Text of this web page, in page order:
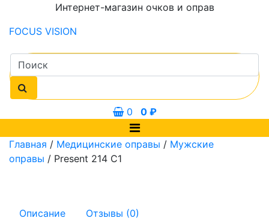
Интернет-магазин очков и оправ
FOCUS VISION
0 0 ₽
Главная / Медицинские оправы / Мужские
оправы / Present 214 C1
Описание
Отзывы (0)